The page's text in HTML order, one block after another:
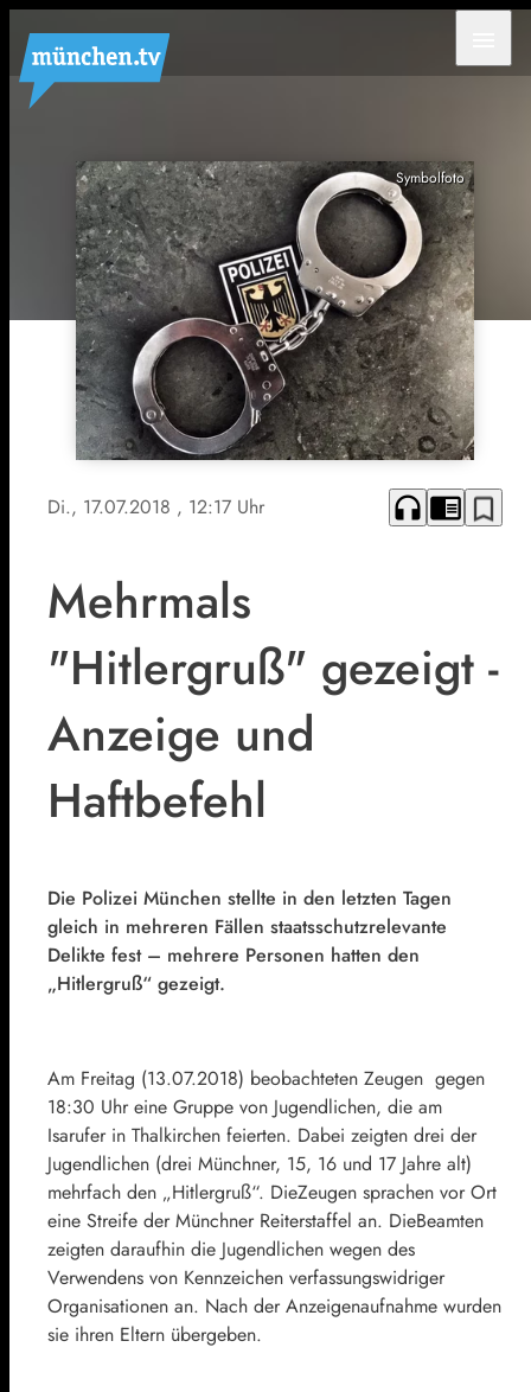
Symbolfoto
Di., 17.07.2018 , 12:17 Uhr headphones chrome_reader_mode bookmark_border
Mehrmals
"Hitlergruß" gezeigt -
Anzeige und
Haftbefehl
Die Polizei München stellte in den letzten Tagen
gleich in mehreren Fällen staatsschutzrelevante
Delikte fest – mehrere Personen hatten den
„Hitlergruß“ gezeigt.
Am Freitag (13.07.2018) beobachteten Zeugen gegen
18:30 Uhr eine Gruppe von Jugendlichen, die am
Isarufer in Thalkirchen feierten. Dabei zeigten drei der
Jugendlichen (drei Münchner, 15, 16 und 17 Jahre alt)
mehrfach den „Hitlergruß“. DieZeugen sprachen vor Ort
eine Streife der Münchner Reiterstaffel an. DieBeamten
zeigten daraufhin die Jugendlichen wegen des
Verwendens von Kennzeichen verfassungswidriger
Organisationen an. Nach der Anzeigenaufnahme wurden
sie ihren Eltern übergeben.